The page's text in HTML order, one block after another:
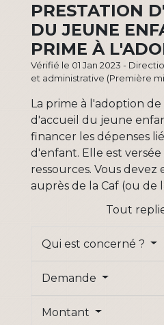
PRESTATION
DU JEUNE
PRIME À
Vérifié le 01 Jan 2023 -
et administrative (Première
La prime à l'adoption
d'accueil du jeune
financer les dépenses
d'enfant. Elle est
ressources. Vous devez
auprès de la Caf (ou de
Tout
Qui est concerné ?
Demande
Montant